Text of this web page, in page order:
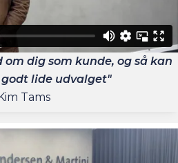
dig som kunde, og så kan
lide udvalget"
Tams